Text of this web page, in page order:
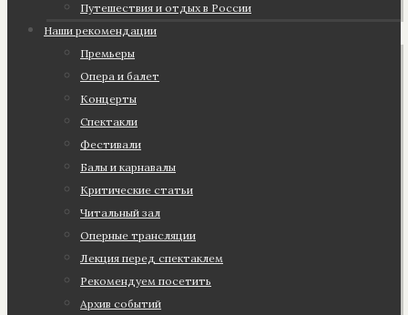
Путешествия и отдых в России
Наши рекомендации
Премьеры
Опера и балет
Концерты
Спектакли
Фестивали
Балы и карнавалы
Критические статьи
Читальный зал
Оперные трансляции
Лекция перед спектаклем
Рекомендуем посетить
Архив событий